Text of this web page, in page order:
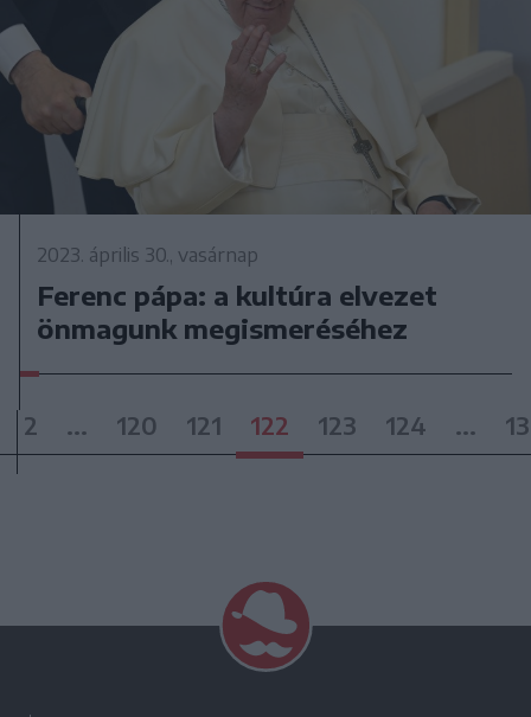
2023. április 30., vasárnap
Ferenc pápa: a kultúra elvezet
önmagunk megismeréséhez
2 ... 120 121 122 123 124 ...